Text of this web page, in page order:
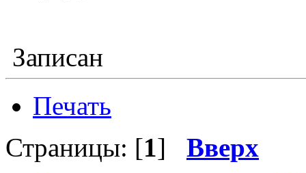
Записан
Печать
Страницы: [1] Вверх